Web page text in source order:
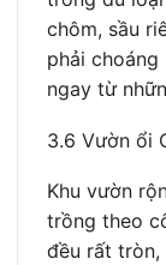
chôm, sầu
phải
ngay từ
3.6 Vườn ổi
Khu vườn
trồng theo
đều rất tròn,